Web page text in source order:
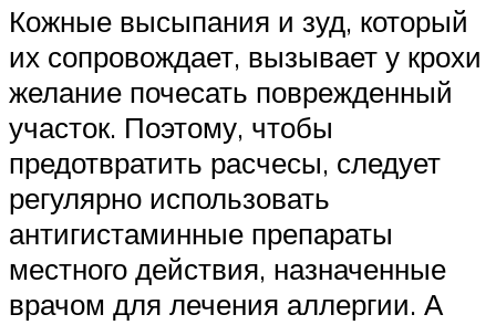
Кожные высыпания и зуд, который
их сопровождает, вызывает у крохи
желание почесать поврежденный
участок. Поэтому, чтобы
предотвратить расчесы, следует
регулярно использовать
антигистаминные препараты
местного действия, назначенные
врачом для лечения аллергии. А